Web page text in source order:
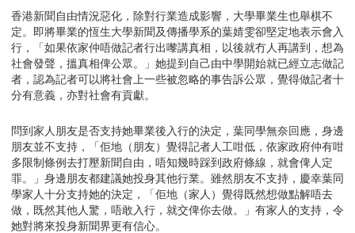
香港新聞自由情況惡化，除對行業造成影響，大學畢業生也舉棋不
定。即將畢業的恆生大學新聞及傳播學系的葉婧雯卻堅定地表示會入
行，「如果依家仲唔做記者行出嚟講真相，以後就冇人再講到，想為
社會發聲，搵真相俾公眾。」她提到自己由中學開始就已經立志做記
者，認為記者可以將社會上一些被忽略的事告訴公眾，覺得做記者十
分有意義，亦對社會有貢獻。
問到家人朋友是否支持她畢業後入行的決定，葉同學無奈回應，身邊
朋友並不支持，「佢地（朋友）覺得記者人工咁低，依家政府仲有咁
多限制條例去打壓新聞自由，唔知幾時踩到政府條線，就會俾人定
罪。」身邊朋友都建議她投身其他行業。雖然朋友不支持，慶幸葉同
學家人十分支持她的決定，「佢地（家人）覺得既然想做點解唔去
做，既然其他人驚，唔敢入行，就交俾你去做。」有家人的支持，令
她對將來投身新聞界更有信心。